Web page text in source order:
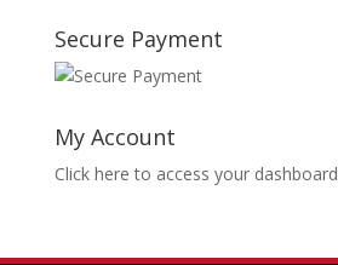
Secure Payment
My Account
Click here to access your dashboard